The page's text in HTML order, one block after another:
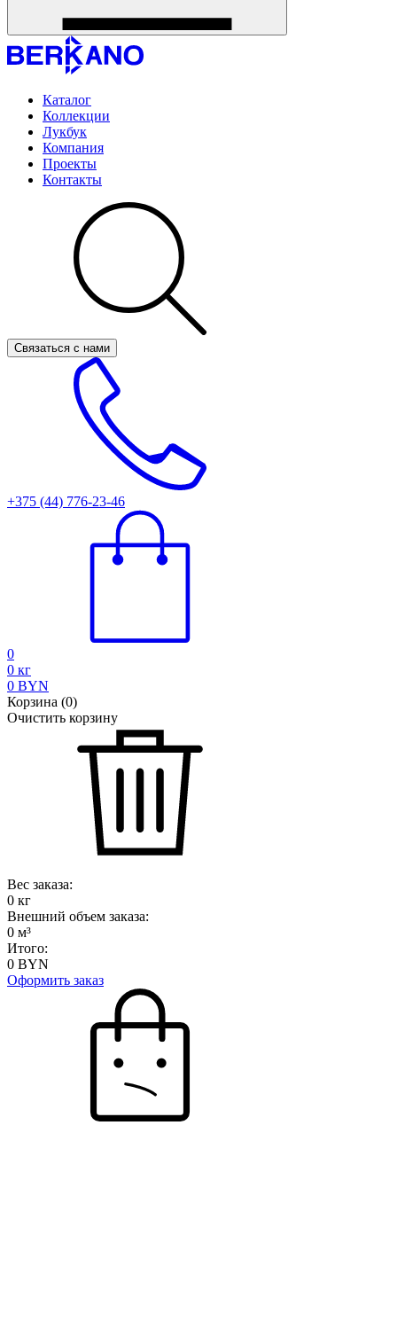
Каталог
Коллекции
Лукбук
Компания
Проекты
Контакты
Связаться с нами
+375 (44) 776-23-46
0
0 кг
0 BYN
Корзина (0)
Очистить корзину
Вес заказа:
0 кг
Внешний объем заказа:
0 м³
Итого:
0 BYN
Оформить заказ